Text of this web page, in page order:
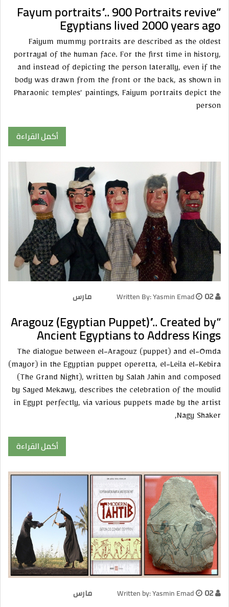
“Fayum portraits”.. 900 Portraits revive
Egyptians lived 2000 years ago
Faiyum mummy portraits are described as the oldest
portrayal of the human face. For the first time in history,
and instead of depicting the person laterally, even if the
body was drawn from the front or the back, as shown in
Pharaonic temples’ paintings, Faiyum portraits depict the
person
أكمل القراءة
Written By: Yasmin Emad 02 مارس
“Aragouz (Egyptian Puppet)”.. Created by
Ancient Egyptians to Address Kings
The dialogue between el-Aragouz (puppet) and el-Omda
(mayor) in the Egyptian puppet operetta, el-Leila el-Kebira
(The Grand Night), written by Salah Jahin and composed
by Sayed Mekawy, describes the celebration of the moulid
in Egypt perfectly, via various puppets made by the artist
Nagy Shaker,
أكمل القراءة
Written by: Yasmin Emad 02 مارس